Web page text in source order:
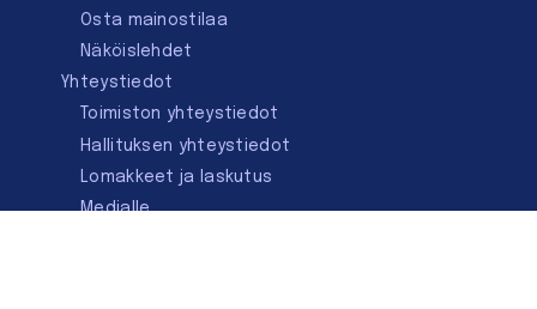
Osta mainostilaa
Näköislehdet
Yhteystiedot
Toimiston yhteystiedot
Hallituksen yhteystiedot
Lomakkeet ja laskutus
Medialle